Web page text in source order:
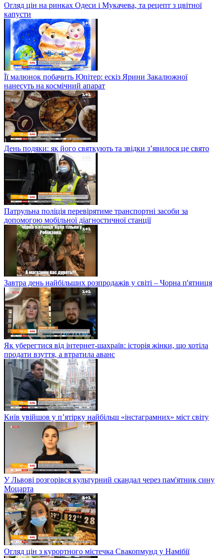
Огляд цін на ринках Одеси і Мукачева, та рецепт з цвітної
капусти
Її малюнок побачить Юпітер: ескіз Ярини Закалюжної
нанесуть на космічний апарат
День подяки: як його святкують та звідки з’явилося це свято
Патрульна поліція перевірятиме транспортні засоби за
допомогою мобільної діагностичної станції
Завтра день найбільших розпродажів у світі – Чорна п'ятниця
Як уберегтися від інтернет-шахраїв: історія жінки, що хотіла
продати взуття, а втратила аванс
Київ увійшов у п’ятірку найбільш «інстаграмних» міст світу
У Львові розгорівся культурний скандал через пам'ятник сину
Моцарта
Огляд цін з курортного містечка Свакопмунд у Намібії